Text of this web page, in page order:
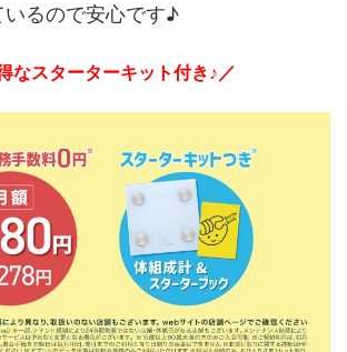
るので安心です♪
なスターターキット付き♪／